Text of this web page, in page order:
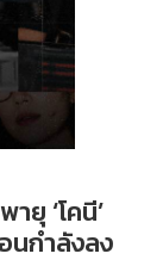
ยุ ‘โคนี’
นกำลังลง